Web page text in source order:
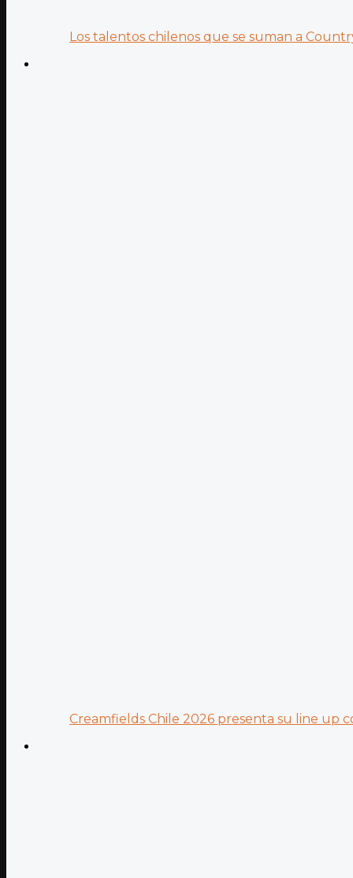
Los talentos chilenos que se suman a
Creamfields Chile 2026 presenta su line up